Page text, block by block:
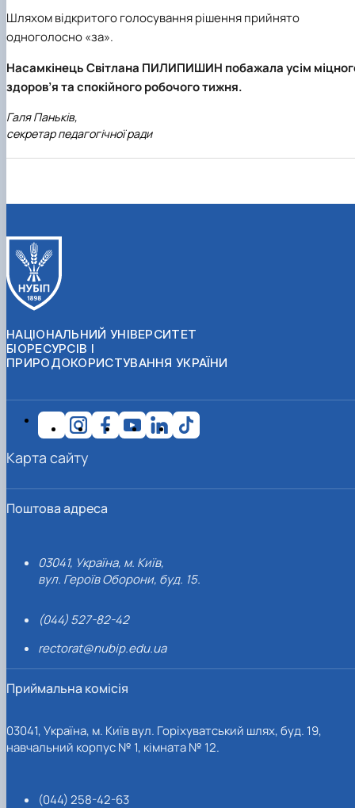
Шляхом відкритого голосування рішення прийнято
одноголосно «за».
Насамкінець Світлана ПИЛИПИШИН побажала усім
здоров’я та спокійного робочого тижня.
Галя Паньків,
секретар педагогічної ради
НАЦІОНАЛЬНИЙ УНІВЕРСИТЕТ
БІОРЕСУРСІВ І
ПРИРОДОКОРИСТУВАННЯ УКРАЇНИ
Поштова адреса
03041, Україна, м. Київ,
вул. Героїв Оборони, буд. 15.
(044) 527-82-42
rectorat@nubip.edu.ua
Приймальна комісія
03041, Україна, м. Київ вул. Горіхуватський шлях, буд. 19,
навчальний корпус № 1, кімната № 12.
(044) 258-42-63
Карта сайту